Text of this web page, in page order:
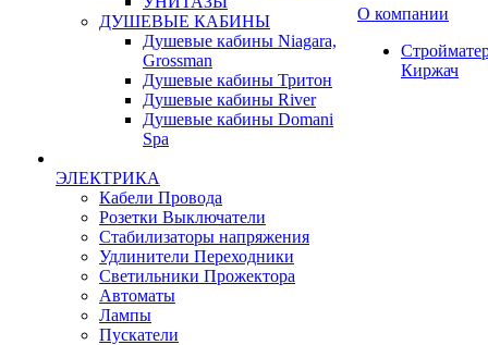
ДУШЕВЫЕ КАБИНЫ
Душевые кабины Niagara,
Grossman
Душевые кабины Тритон
Душевые кабины River
Душевые кабины Domani
Spa
ЭЛЕКТРИКА
Кабели Провода
Розетки Выключатели
Стабилизаторы напряжения
Удлинители Переходники
Светильники Прожектора
Автоматы
Лампы
Пускатели
О компании
Киржач